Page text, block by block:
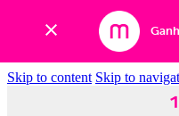
Skip to content Skip to